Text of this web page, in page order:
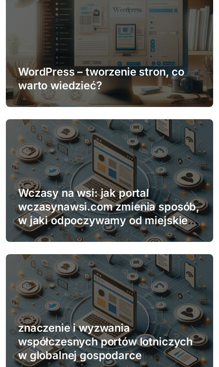
i
s
u
WordPress – tworzenie stron, co
warto wiedzieć?
Wczasy na wsi: jak portal
wczasynawsi.com zmienia sposób,
w jaki odpoczywamy od miejskiego
zgiełku
znaczenie i wyzwania
współczesnych portów lotniczych
w globalnej gospodarce